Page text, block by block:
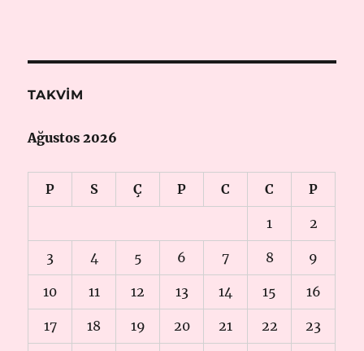
TAKVIM
Ağustos 2026
P S Ç P C C P
1 2
3 4 5 6 7 8 9
10 11 12 13 14 15 16
17 18 19 20 21 22 23